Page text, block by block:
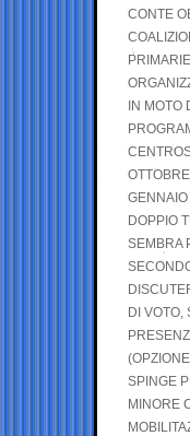
CONTE
IN MOTO
DOPPIO
SEMBRA
DI VOTO,
SPINGE
MINORE